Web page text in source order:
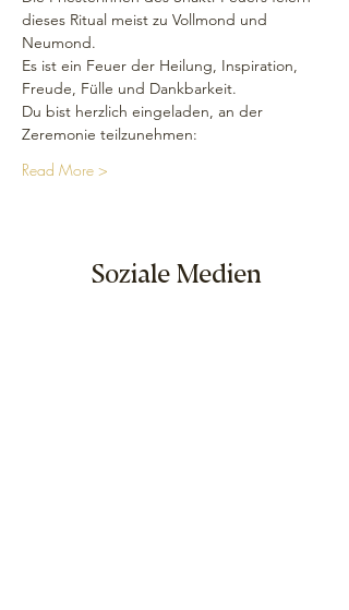
dieses Ritual meist zu Vollmond und
Neumond.
Es ist ein Feuer der Heilung, Inspiration,
Freude, Fülle und Dankbarkeit.
Du bist herzlich eingeladen, an der
Zeremonie teilzunehmen:
Read More >
Soziale Medien